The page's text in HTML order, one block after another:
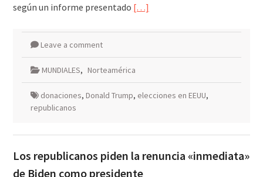
según un informe presentado […]
Leave a comment
MUNDIALES, Norteamérica
donaciones, Donald Trump, elecciones en EEUU,
republicanos
Los republicanos piden la renuncia «inmediata»
de Biden como presidente